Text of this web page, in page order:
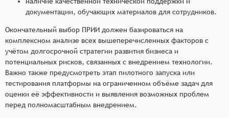
документации, обучающих материалов для сотрудников.
Окончательный выбор ПРИИ должен базироваться на
комплексном анализе всех вышеперечисленных факторов с
учётом долгосрочной стратегии развития бизнеса и
потенциальных рисков, связанных с внедрением технологии.
Важно также предусмотреть этап пилотного запуска или
тестирования платформы на ограниченном объёме задач для
оценки её эффективности и выявления возможных проблем
перед полномасштабным внедрением.